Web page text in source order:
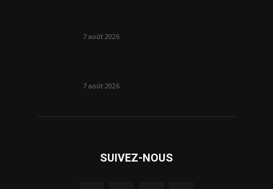
7 août 2026
7 août 2026
SUIVEZ-NOUS